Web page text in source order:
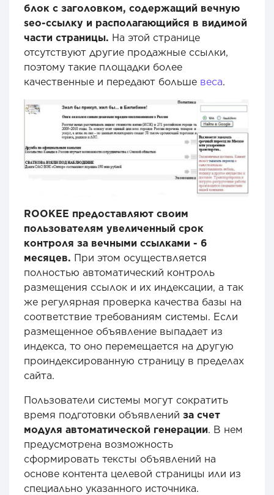
блок с заголовком, содержащий вечную
seo-ссылку и располагающийся в видимой
части страницы. На этой странице
отсутствуют другие продажные ссылки,
поэтому такие площадки более
качественные и передают больше веса.
ROOKEE предоставляют своим
пользователям увеличенный срок
контроля за вечными ссылками - 6
месяцев. При этом осуществляется
полностью автоматический контроль
размещения ссылок и их индексации, а так
же регулярная проверка качества базы на
соответствие требованиям системы. Если
размещенное объявление выпадает из
индекса, то оно перемещается на другую
проиндексированную страницу в пределах
сайта.
Пользователи системы могут сократить
время подготовки объявлений за счет
модуля автоматической генерации. В нем
предусмотрена возможность
сформировать тексты объявлений на
основе контента целевой страницы или из
специально указанного источника.